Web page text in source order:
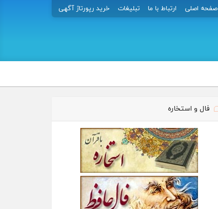
صفحه اصلی ارتباط با ما تبلیغات خرید رپورتاژ آگهی
فال و استخاره